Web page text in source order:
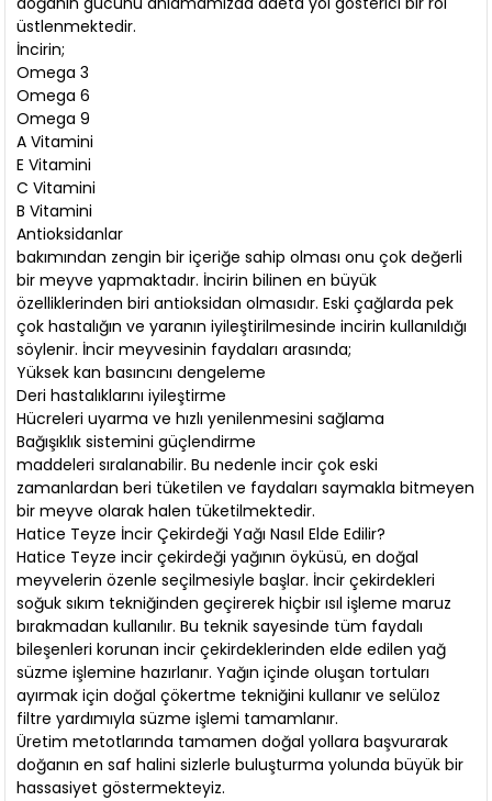
üstlenmektedir.
İncirin;
Omega 3
Omega 6
Omega 9
A Vitamini
E Vitamini
C Vitamini
B Vitamini
Antioksidanlar
bakımından zengin bir içeriğe sahip olması onu çok değerli
bir meyve yapmaktadır. İncirin bilinen en büyük
özelliklerinden biri antioksidan olmasıdır. Eski çağlarda pek
çok hastalığın ve yaranın iyileştirilmesinde incirin kullanıldığı
söylenir. İncir meyvesinin faydaları arasında;
Yüksek kan basıncını dengeleme
Deri hastalıklarını iyileştirme
Hücreleri uyarma ve hızlı yenilenmesini sağlama
Bağışıklık sistemini güçlendirme
maddeleri sıralanabilir. Bu nedenle incir çok eski
zamanlardan beri tüketilen ve faydaları saymakla bitmeyen
bir meyve olarak halen tüketilmektedir.
Hatice Teyze İncir Çekirdeği Yağı Nasıl Elde Edilir?
Hatice Teyze incir çekirdeği yağının öyküsü, en doğal
meyvelerin özenle seçilmesiyle başlar. İncir çekirdekleri
soğuk sıkım tekniğinden geçirerek hiçbir ısıl işleme maruz
bırakmadan kullanılır. Bu teknik sayesinde tüm faydalı
bileşenleri korunan incir çekirdeklerinden elde edilen yağ
süzme işlemine hazırlanır. Yağın içinde oluşan tortuları
ayırmak için doğal çökertme tekniğini kullanır ve selüloz
filtre yardımıyla süzme işlemi tamamlanır.
Üretim metotlarında tamamen doğal yollara başvurarak
doğanın en saf halini sizlerle buluşturma yolunda büyük bir
hassasiyet göstermekteyiz.